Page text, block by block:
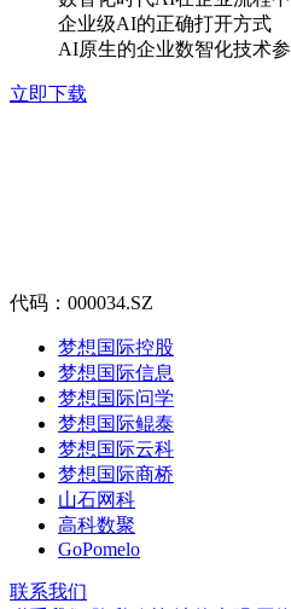
企业级AI的正确打开方式
AI原生的企业数智化技术
立即下载
代码：000034.SZ
梦想国际控股
梦想国际信息
梦想国际问学
梦想国际鲲泰
梦想国际云科
梦想国际商桥
山石网科
高科数聚
GoPomelo
联系我们